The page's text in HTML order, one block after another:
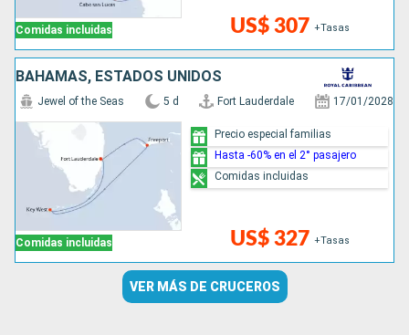
Comidas incluidas US$ 307 +Tasas
BAHAMAS, ESTADOS UNIDOS
Comidas incluidas
Jewel of the Seas 5 d Fort Lauderdale 17/01/2028
US$ 327 +Tasas
Precio especial familias
Hasta -60% en el 2° pasajero
Comidas incluidas
VER MÁS DE CRUCEROS